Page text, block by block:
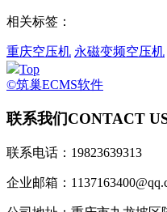
相关标签：
重庆空压机 永磁变频空压机
Top
©筑巢ECMS软件
联系我们CONTACT
联系电话：19823639313
企业邮箱：